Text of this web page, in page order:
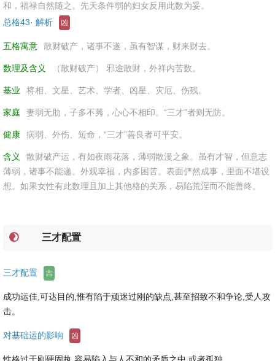
和，福禄自然随之。先天条件弱的妇女反用此数为妥。
总格43· 解析
凶
五格寓意 散财破产，诸事不遂，虽有智谋，财来财去。
数理及含义 （散财破产） 邪途散财，外祥内苦数。
基业 将相、文星、艺术、学者、凶星、灾厄、伤残。
家庭 妻弱无肋，子多不莠，心心不相印。“三才”者则无防。
健康 病弱、外伤、短命，“三才”善良者可平安。
含义
散财破产运，有如夜雨花落，薄弱散漫之象。虽有才智，但意志
薄弱，诸事不能递。外观幸福，内多困苦。表面俨然成事，里面不堪设
想。如果女性有此数理且加上其他格的关系，易陷荒淫而不能善终。
三才配置
三才配置 吉
成功运佳,可达目的,惟有陷于顽迷过刚的缺点,甚至招致不和争论,受人攻
击。
对基础运的影响 凶